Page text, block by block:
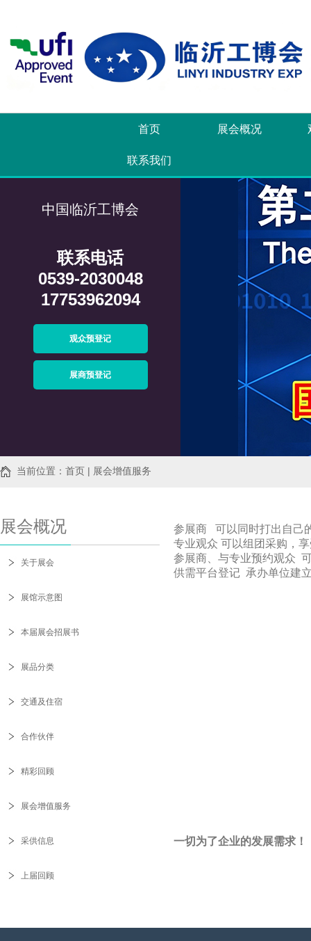
首页 展会概况
联系我们
中国临沂工博会
联系电话
0539-2030048
17753962094
观众预登记
展商预登记
当前位置：首页 | 展会增值服务
展会概况
关于展会
展馆示意图
本届展会招展书
展品分类
交通及住宿
合作伙伴
精彩回顾
展会增值服务
采供信息
上届回顾
参展商 可以同时打出自己
专业观众 可以组团采购，
参展商、与专业预约观众
供需平台登记 承办单位建
一切为了企业的发展需求！